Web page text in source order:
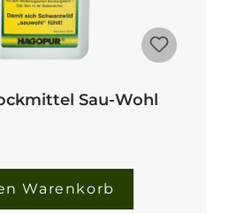
Sau-Wohl
Warenkorb